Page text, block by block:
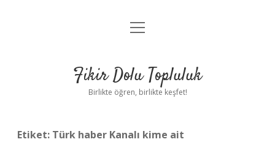
Anasayfa
Yasal Uyarı
menüyü
Fikir Dolu Topluluk
Birlikte öğren, birlikte keşfet!
Etiket: Türk haber Kanalı kime ait